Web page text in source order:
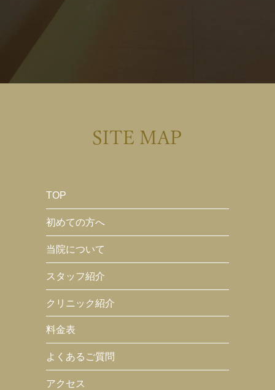
SITE MAP
TOP
初めての方へ
当院について
スタッフ紹介
クリニック紹介
料金表
よくあるご質問
アクセス